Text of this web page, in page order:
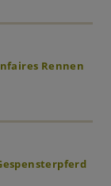
Rennen